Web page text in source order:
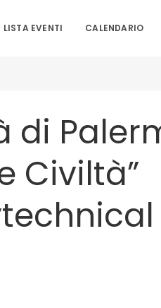
LISTA EVENTI CALENDARIO
di
Civiltà”